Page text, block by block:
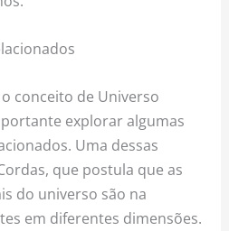
conceito de Universo
explorar algumas
Uma dessas
que postula que as
do universo são na
em diferentes dimensões.